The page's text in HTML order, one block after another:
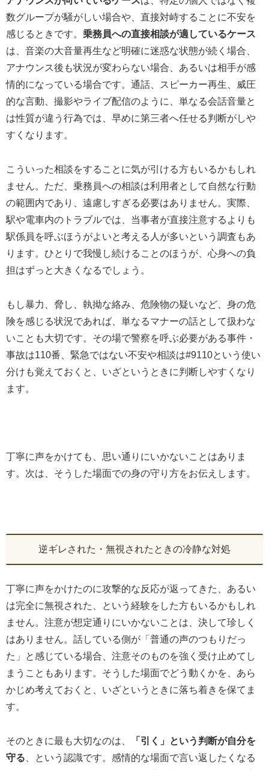
数グループが騒がしい場合や、直接対峙することに不安を
感じるときです。 乗務員への直接相談が適しているケース
は、音楽の大音量再生など明確に迷惑な状態が続く場合、
アナウンス後も状況が変わらない場合、あるいは相手が感
情的になっている場合です。通話、スピーカー再生、威圧
的な言動、撮影やライブ配信のように、単なる会話音量と
は性質が違う行為では、早めに第三者へ任せる判断がしや
すくなります。
こういった相談をすることに気が引ける方もいるかもしれ
ません。ただ、乗務員への相談は利用者として自然な行動
の範囲内であり、遠慮しすぎる必要はありません。実際、
駅や電車内のトラブルでは、当事者が直接注意するよりも
駅係員を呼ぶほうがよいと考える人が多いという調査もあ
ります。ひとりで我慢し続けることのほうが、心身への負
担はずっと大きくなるでしょう。
もし暴力、脅し、執拗な絡み、危険物の疑いなど、身の危
険を感じる状況であれば、単なるマナーの話として扱わな
いことも大切です。その場で警察を呼ぶ必要がある事件・
事故は110番、緊急ではない不安や相談は#9110という使い
分けも覚えておくと、いざというときに判断しやすくなり
ます。
丁寧に声をかけても、思い通りにいかないことはありま
す。次は、そうした場面での身の守り方をお伝えします。
逆ギレされた・無視されたときの冷静な対処
丁寧に声をかけたのに攻撃的な反応が返ってきた、あるい
は完全に無視された、という経験をした方もいるかもしれ
ません。注意が想定通りにいかないことは、決して珍しく
はありません。話している側が「普通の声のつもりだっ
た」と感じている場合、注意そのものを強く受け止めてし
まうこともあります。そうした場面でどう動くかを、あら
かじめ考えておくと、いざというときに落ち着きを保てま
す。
そのときに最も大切なのは、
「引く」という判断が自分を
守る 、という認識です。感情的な場面で言い返したくなる